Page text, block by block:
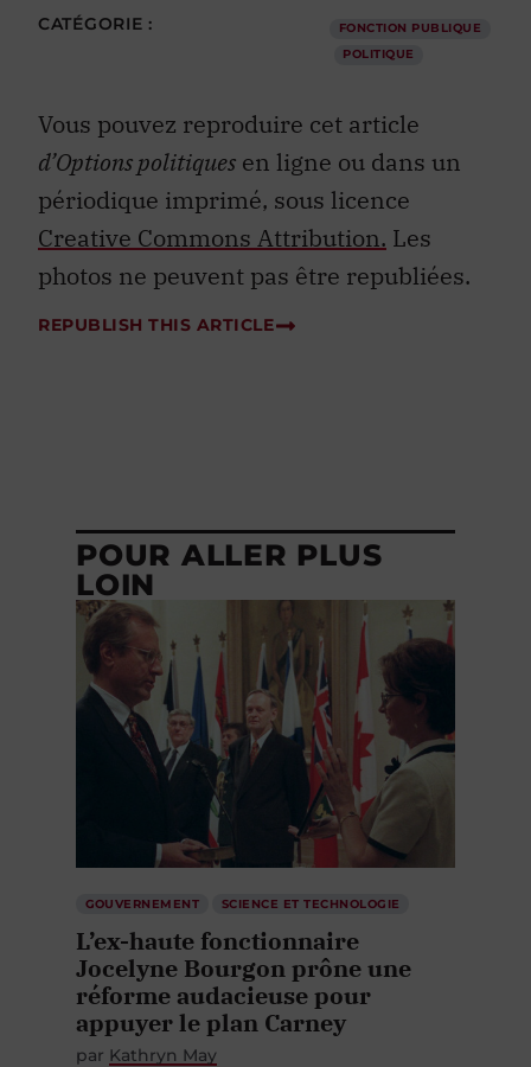
CATÉGORIE :
FONCTION PUBLIQUE
POLITIQUE
Vous pouvez reproduire cet article
d’Options politiques en ligne ou dans un
périodique imprimé, sous licence
Creative Commons Attribution. Les
photos ne peuvent pas être republiées.
REPUBLISH THIS ARTICLE
POUR ALLER PLUS
LOIN
GOUVERNEMENT SCIENCE ET TECHNOLOGIE
L’ex-haute fonctionnaire
Jocelyne Bourgon prône une
réforme audacieuse pour
appuyer le plan Carney
par Kathryn May